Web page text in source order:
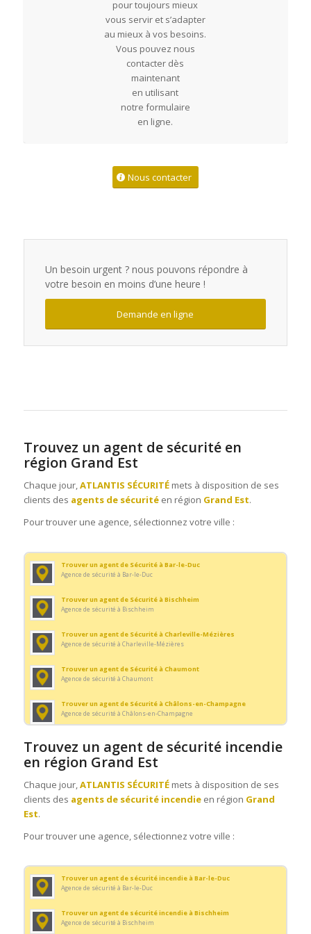
pour toujours mieux
vous servir et s’adapter
au mieux à vos besoins.
Vous pouvez nous
contacter dès
maintenant
en utilisant
notre formulaire
en ligne.
Nous contacter
Un besoin urgent ? nous pouvons répondre à
votre besoin en moins d’une heure !
Demande en ligne
Trouvez un agent de sécurité en
région Grand Est
Chaque jour,ATLANTIS SÉCURITÉmets à disposition de ses
clients des agents de sécurité en région Grand Est.
Pour trouver une agence, sélectionnez votre ville :
Trouver un agent de Sécurité à Bar-le-Duc
Agence de sécurité à Bar-le-Duc
Trouver un agent de Sécurité à Bischheim
Agence de sécurité à Bischheim
Trouver un agent de Sécurité à Charleville-Mézières
Agence de sécurité à Charleville-Mézières
Trouver un agent de Sécurité à Chaumont
Agence de sécurité à Chaumont
Trouver un agent de Sécurité à Châlons-en-Champagne
Agence de sécurité à Châlons-en-Champagne
Agence de sécurité à Colmar
Trouver un agent de Sécurité à Creutzwald
Agence de sécurité à Creutzwald
Trouver un agent de Sécurité à Épernay
Trouver un agent de Sécurité à Épinal
Trouver un agent de Sécurité à Forbach
Agence de sécurité à Forbach
Trouver un agent de Sécurité à Freyming-Merlebach
Agence de sécurité à Freyming-Merlebach
Trouvez un agent de sécurité incendie
en région Grand Est
Chaque jour, ATLANTIS SÉCURITÉmets à disposition de ses
clients des agents de sécurité incendie en région Grand
Est.
Pour trouver une agence, sélectionnez votre ville :
Trouver un agent de sécurité incendie à Bar-le-Duc
Agence de sécurité à Bar-le-Duc
Trouver un agent de sécurité incendie à Bischheim
Agence de sécurité à Bischheim